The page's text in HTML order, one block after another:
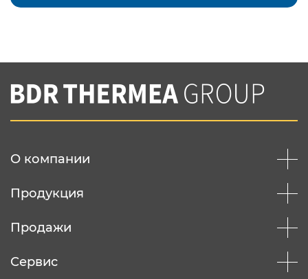
Подтвердить e-mail
Вы соглашаетесь с нашей политикой
конфеденциальности
О компании
Продукция
Продажи
Сервис